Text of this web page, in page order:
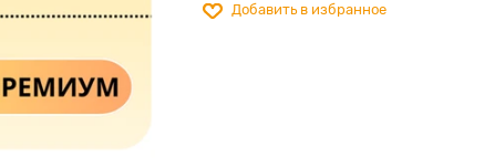
Добавить в избранное